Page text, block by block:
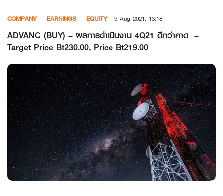
content
COMPANY EARNINGS EQUITY 9 Aug 2021, 13:18
ADVANC (BUY) – ผลการดำเนินงาน 4Q21 ดีกว่าคาด –
Target Price Bt230.00, Price Bt219.00